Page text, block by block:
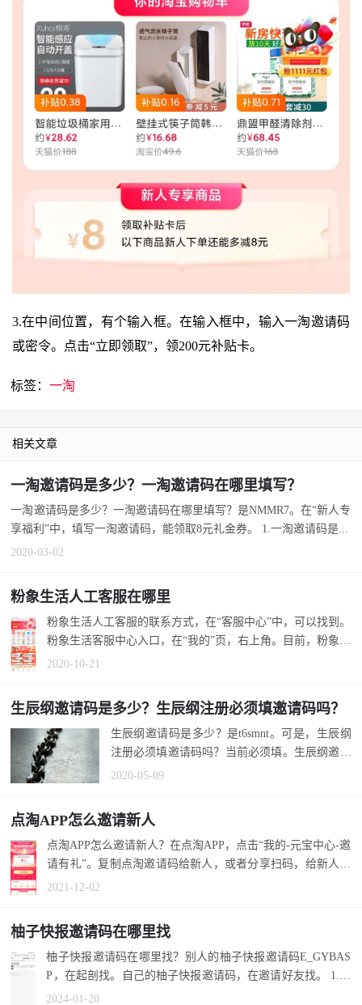
3.在中间位置，有个输入框。在输入框中，输入一淘邀请码
或密令。点击“立即领取”，领200元补贴卡。
标签：一淘
相关文章
一淘邀请码是多少？一淘邀请码在哪里填写？
一淘邀请码是多少？一淘邀请码在哪里填写？是NMMR7。在“新人专
享福利”中，填写一淘邀请码，能领取8元礼金券。 1.一淘邀请码是...
2020-03-02
粉象生活人工客服在哪里
粉象生活人工客服的联系方式，在“客服中心”中，可以找到。
粉象生活客服中心入口，在“我的”页，右上角。目前，粉象生
活人工客...
2020-10-21
生辰纲邀请码是多少？生辰纲注册必须填邀请码吗？
生辰纲邀请码是多少？是t6smnt。可是，生辰纲
注册必须填邀请码吗？当前必须填。生辰纲邀请
码有纯数字的吗？目前，都是数字加...
2020-05-09
点淘APP怎么邀请新人
点淘APP怎么邀请新人？在点淘APP，点击“我的-元宝中心-邀
请有礼”。复制点淘邀请码给新人，或者分享扫码，给新人来
邀请。 1.打...
2021-12-02
柚子快报邀请码在哪里找
柚子快报邀请码在哪里找？别人的柚子快报邀请码E_GYBAS
P，在起剖找。自己的柚子快报邀请码，在邀请好友找。 1.开
始会员登录的...
2024-01-20